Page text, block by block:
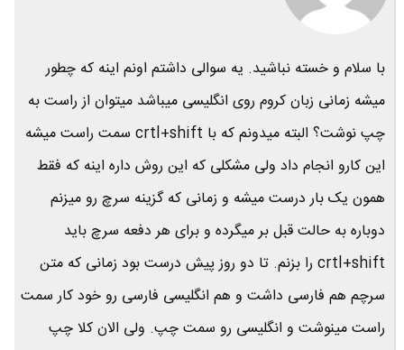
با سلام و خسته نباشید. یه سوالی داشتم اونم اینه که چطور
میشه زمانی زبان کروم روی انگلیسی میباشد میتوان از راست به
چپ نوشت؟ البته میدونم که با crtl+shift سمت راست میشه
این کارو انجام داد ولی مشکلی که این روش داره اینه که فقط
همون یک بار درست میشه و زمانی که گزینه سرچ رو میزنم
دوباره به حالت قبل بر میگرده و برای هر دفعه سرچ باید
crtl+shift را بزنم. تا دو روز پیش درست بود زمانی که متن
سرچم هم فارسی داشت و هم انگلیسی فارسی رو خود کار سمت
راست مینوشت و انگلیسی رو سمت چپ. ولی الان کلا چپ